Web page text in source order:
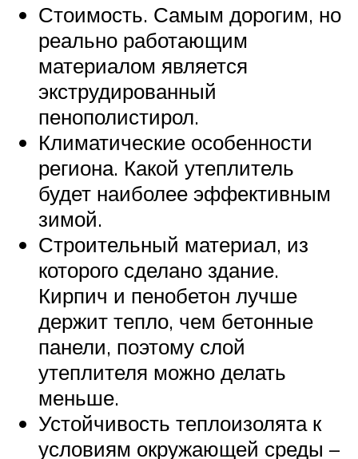
Стоимость. Самым дорогим, но
реально работающим
материалом является
экструдированный
пенополистирол.
Климатические особенности
региона. Какой утеплитель
будет наиболее эффективным
зимой.
Строительный материал, из
которого сделано здание.
Кирпич и пенобетон лучше
держит тепло, чем бетонные
панели, поэтому слой
утеплителя можно делать
меньше.
Устойчивость теплоизолята к
условиям окружающей среды –